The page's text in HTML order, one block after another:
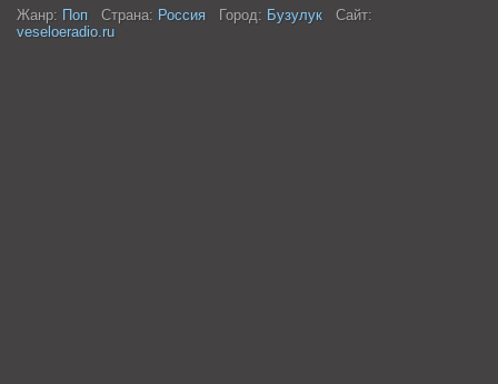
Жанр: Поп Страна: Россия Город: Бузулук
Сайт:
veseloeradio.ru